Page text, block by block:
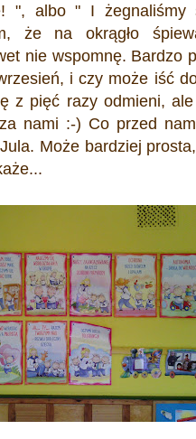
", albo " I żegnaliśmy
że na okrągło
nie wspomnę. Bardzo
i czy może iść
z pięć razy odmieni,
nami :-) Co przed
Może bardziej